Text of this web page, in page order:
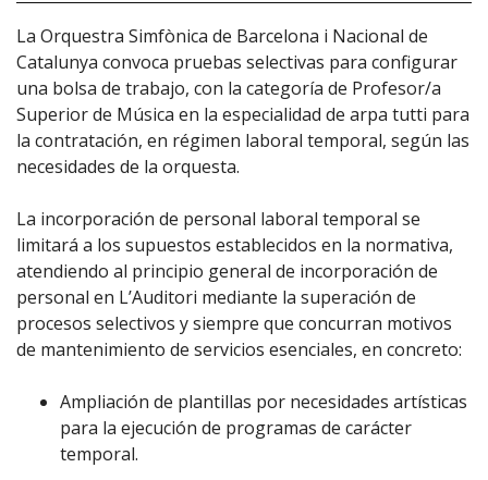
La Orquestra Simfònica de Barcelona i Nacional de
Catalunya convoca pruebas selectivas para configurar
una bolsa de trabajo, con la categoría de Profesor/a
Superior de Música en la especialidad de arpa tutti para
la contratación, en régimen laboral temporal, según las
necesidades de la orquesta.
La incorporación de personal laboral temporal se
limitará a los supuestos establecidos en la normativa,
atendiendo al principio general de incorporación de
personal en L’Auditori mediante la superación de
procesos selectivos y siempre que concurran motivos
de mantenimiento de servicios esenciales, en concreto:
Ampliación de plantillas por necesidades artísticas
para la ejecución de programas de carácter
temporal.